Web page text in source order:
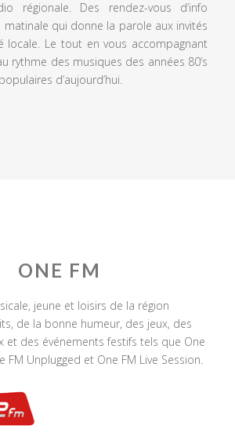
régionale. Des rendez-vous d’info
qui donne la parole aux invités
locale. Le tout en vous accompagnant
rythme des musiques des années 80’s
d’aujourd’hui.
ONE FM
jeune et loisirs de la région
de la bonne humeur, des jeux, des
et des événements festifs tels que One
FM Unplugged et One FM Live Session.